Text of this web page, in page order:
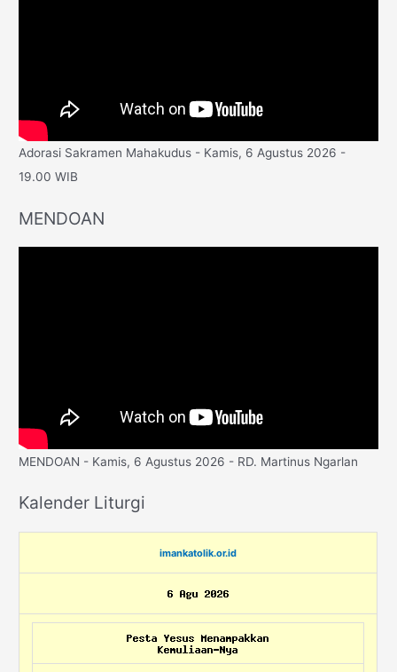
Adorasi Sakramen Mahakudus - Kamis, 6 Agustus 2026 -
19.00 WIB
MENDOAN
MENDOAN - Kamis, 6 Agustus 2026 - RD. Martinus Ngarlan
Kalender Liturgi
imankatolik.or.id